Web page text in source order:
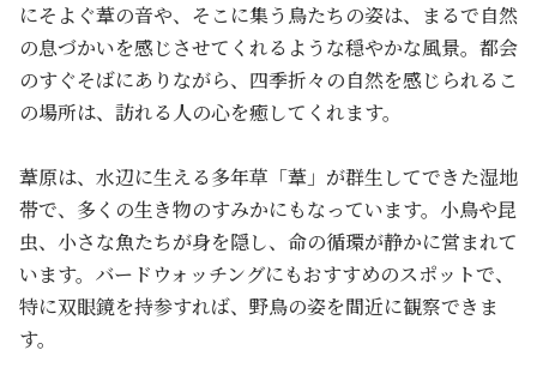
にそよぐ葦の音や、そこに集う鳥たちの姿は、まるで自然
の息づかいを感じさせてくれるような穏やかな風景。都会
のすぐそばにありながら、四季折々の自然を感じられるこ
の場所は、訪れる人の心を癒してくれます。
葦原は、水辺に生える多年草「葦」が群生してできた湿地
帯で、多くの生き物のすみかにもなっています。小鳥や昆
虫、小さな魚たちが身を隠し、命の循環が静かに営まれて
います。バードウォッチングにもおすすめのスポットで、
特に双眼鏡を持参すれば、野鳥の姿を間近に観察できま
す。